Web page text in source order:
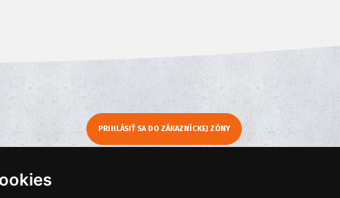
PRIHLÁSIŤ SA DO ZÁKAZNÍCKEJ ZÓNY